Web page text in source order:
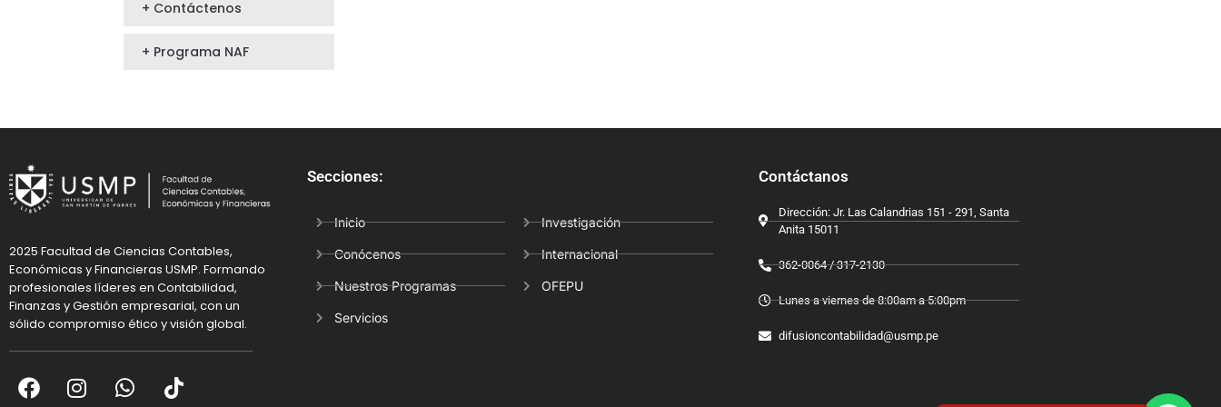
+ Contáctenos
+ Programa NAF
2025 Facultad de Ciencias Contables,
Económicas y Financieras USMP. Formando
profesionales líderes en Contabilidad,
Finanzas y Gestión empresarial, con un
sólido compromiso ético y visión global.
Secciones:
Inicio
Conócenos
Nuestros Programas
Servicios
Investigación
Internacional
OFEPU
Contáctanos
Dirección: Jr. Las Calandrias 151 - 291, Santa
Anita 15011
362-0064 / 317-2130
Lunes a viernes de 8:00am a 5:00pm
difusioncontabilidad@usmp.pe